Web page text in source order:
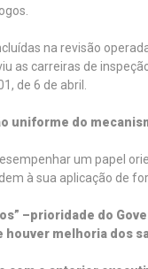
na revisão
as carreiras de
de 6 de abril.
uniforme do
um papel
à sua aplicação de
–prioridade do
houver melhoria dos